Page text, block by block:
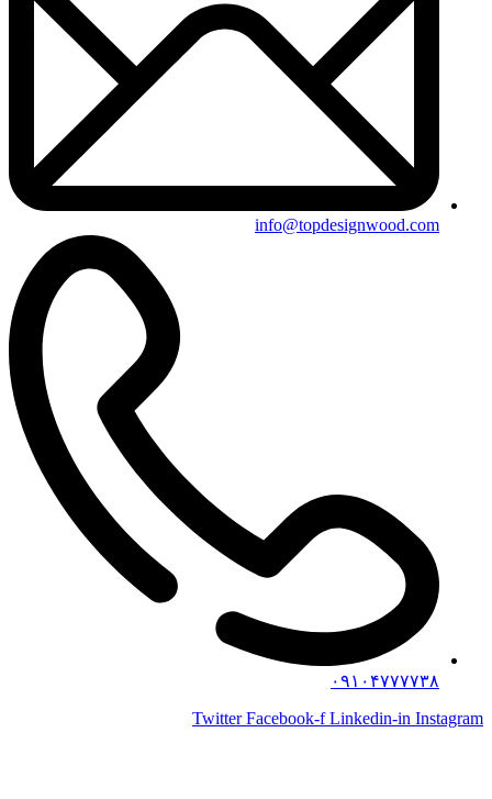
info@topdesignwood.com
۰۹۱۰۴۷۷۷۷۳۸
Twitter Facebook-f Linkedin-in Instagram